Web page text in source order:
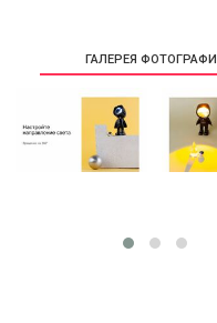
ГАЛЕРЕЯ